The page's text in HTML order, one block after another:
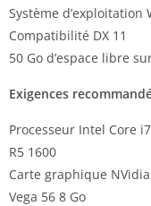
Système d’exploitation
Compatibilité DX 11
50 Go d’espace libre
Exigences
Processeur Intel Core
R5 1600
Carte graphique NVidia
Vega 56 8 Go